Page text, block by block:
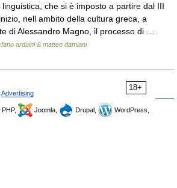
che si è imposto a partire dal III
nell am­bito della cultura greca, a
di Alessandro Magno, il processo di …
arduini & matteo damiani
18+
Advertising
PHP, Joomla, Drupal,
WordPress,